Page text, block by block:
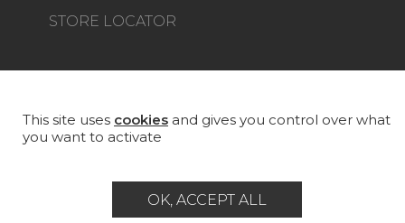
STORE LOCATOR
Career Contact
General data protection policy
This site uses cookies and gives you control over what
you want to activate
OK, ACCEPT ALL